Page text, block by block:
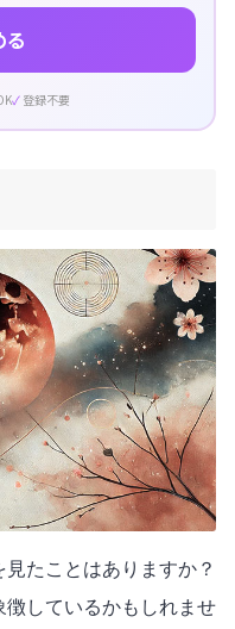
る
登録不要
たことはありますか？
徴しているかもしれませ